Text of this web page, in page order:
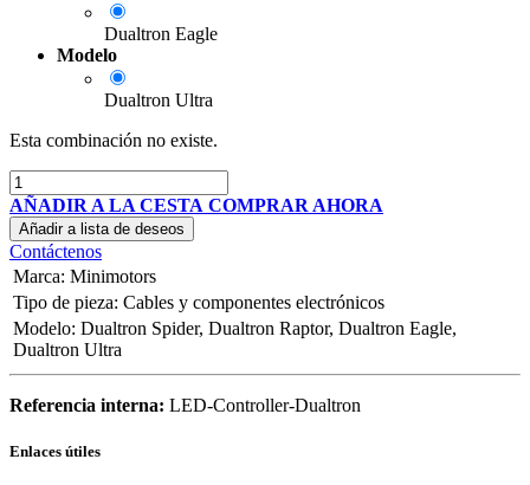
Dualtron Eagle
Modelo
Dualtron Ultra
Esta combinación no existe.
AÑADIR A LA CESTA COMPRAR AHORA
Añadir a lista de deseos
Contáctenos
Marca: Minimotors
Tipo de pieza: Cables y componentes electrónicos
Modelo: Dualtron Spider, Dualtron Raptor, Dualtron Eagle,
Dualtron Ultra
Referencia interna: LED-Controller-Dualtron
Enlaces útiles